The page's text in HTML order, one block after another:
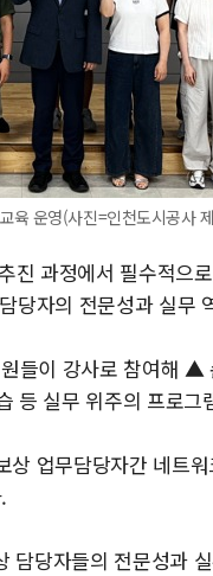
육 운영(사진=인천도시공사
진 과정에서 필수적으
당자의 전문성과 실무
들이 강사로 참여해
등 실무 위주의 프로그
업무담당자간 네트
담당자들의 전문성과